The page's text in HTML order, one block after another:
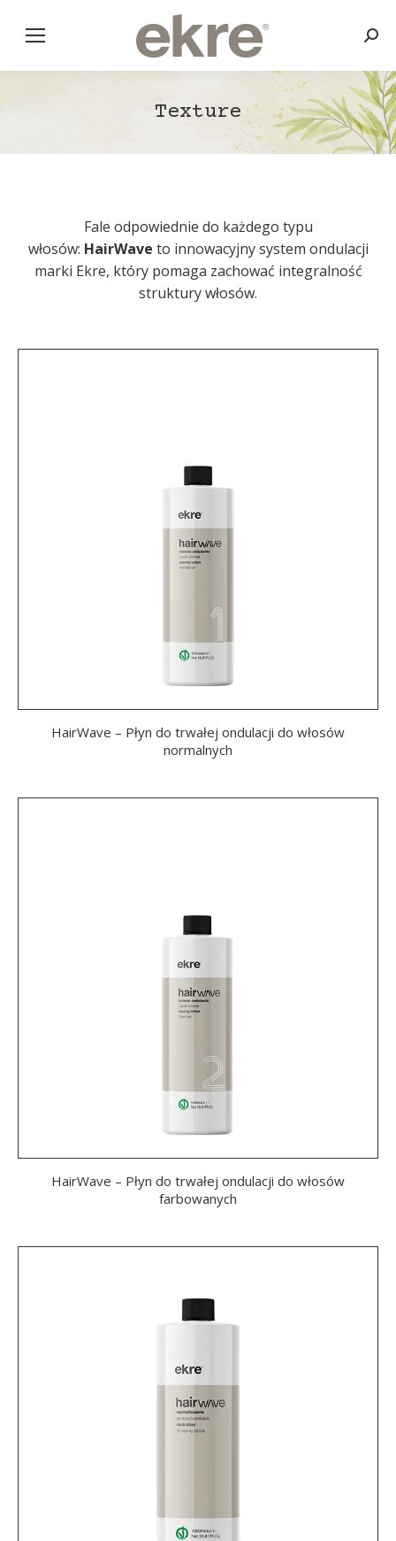
Texture
Fale odpowiednie do każdego typu
włosów: HairWave to innowacyjny system ondulacji
marki Ekre, który pomaga zachować integralność
struktury włosów.
HairWave – Płyn do trwałej ondulacji do włosów
normalnych
HairWave – Płyn do trwałej ondulacji do włosów
farbowanych